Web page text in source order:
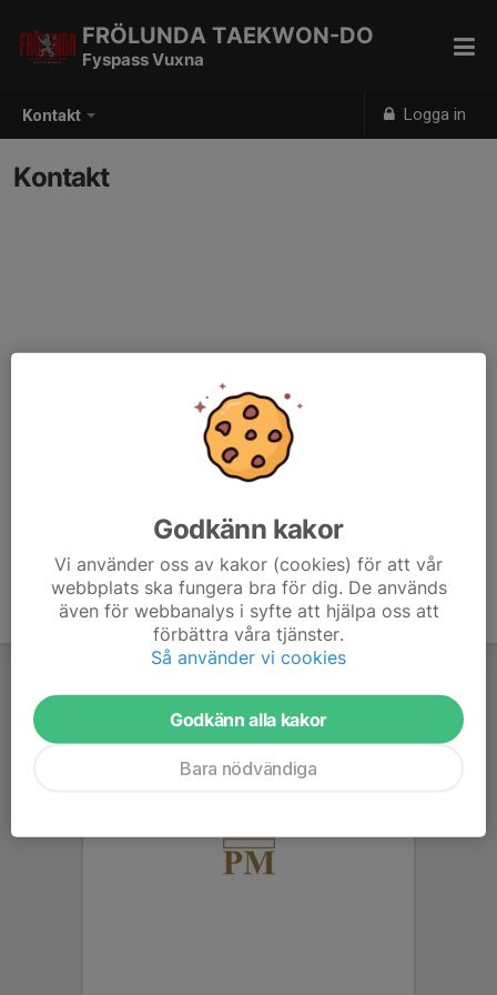
Kontakt Logga in
FRÖLUNDA TAEKWON-DO
Fyspass Vuxna
Kontakt
Godkänn kakor
Vi använder oss av kakor (cookies) för att vår
webbplats ska fungera bra för dig. De används
även för webbanalys i syfte att hjälpa oss att
förbättra våra tjänster.
Så använder vi cookies
Godkänn alla kakor
Bara nödvändiga